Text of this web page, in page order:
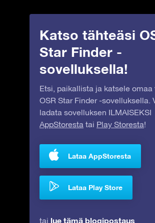
Katso tähteäsi
Star Finder -
sovelluksella!
Etsi, paikallista ja katsele omaa
OSR Star Finder -sovelluksella.
ladata sovelluksen ILMAISEKSI
AppStoresta tai Play Storesta!
Lataa AppStoresta
Lataa Play Store
tai lue tämä blogipostaus